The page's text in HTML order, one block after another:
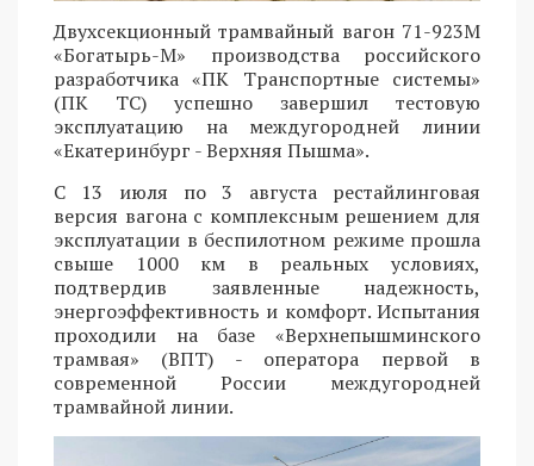
Двухсекционный трамвайный вагон 71-923М
«Богатырь-М» производства российского
разработчика «ПК Транспортные системы»
(ПК ТС) успешно завершил тестовую
эксплуатацию на междугородней линии
«Екатеринбург - Верхняя Пышма».
С 13 июля по 3 августа рестайлинговая
версия вагона с комплексным решением для
эксплуатации в беспилотном режиме прошла
свыше 1000 км в реальных условиях,
подтвердив заявленные надежность,
энергоэффективность и комфорт. Испытания
проходили на базе «Верхнепышминского
трамвая» (ВПТ) - оператора первой в
современной России междугородней
трамвайной линии.